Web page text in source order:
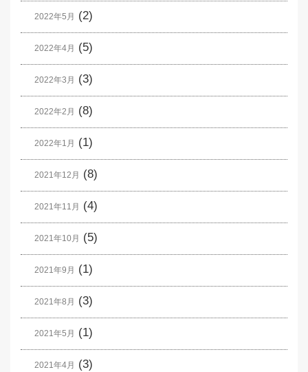
2022年5月 (2)
2022年4月 (5)
2022年3月 (3)
2022年2月 (8)
2022年1月 (1)
2021年12月 (8)
2021年11月 (4)
2021年10月 (5)
2021年9月 (1)
2021年8月 (3)
2021年5月 (1)
2021年4月 (3)